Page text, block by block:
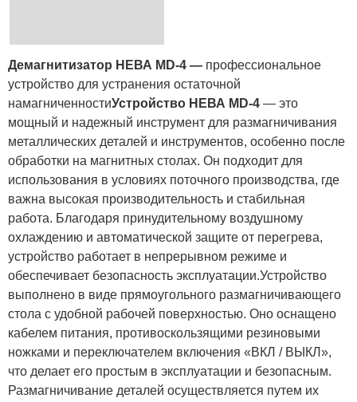
Личности
Словарь
Форум
Отзывы
Все службы
Демагнитизатор НЕВА MD-4 — профессиональное
устройство для устранения остаточной
намагниченностиУстройство НЕВА MD-4 — это
мощный и надежный инструмент для размагничивания
металлических деталей и инструментов, особенно после
обработки на магнитных столах. Он подходит для
использования в условиях поточного производства, где
важна высокая производительность и стабильная
работа. Благодаря принудительному воздушному
охлаждению и автоматической защите от перегрева,
устройство работает в непрерывном режиме и
обеспечивает безопасность эксплуатации.Устройство
выполнено в виде прямоугольного размагничивающего
стола с удобной рабочей поверхностью. Оно оснащено
кабелем питания, противоскользящими резиновыми
ножками и переключателем включения «ВКЛ / ВЫКЛ»,
что делает его простым в эксплуатации и безопасным.
Размагничивание деталей осуществляется путем их